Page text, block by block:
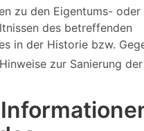
zu den Eigentums- oder
des betreffenden
in der Historie bzw.
zur Sanierung